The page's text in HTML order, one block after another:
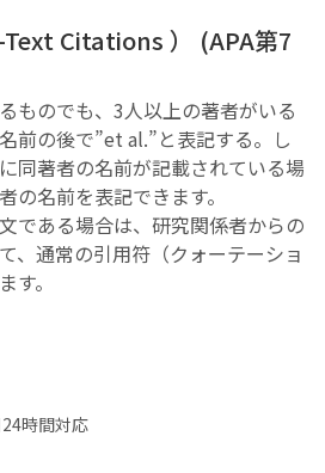
Citations ） (APA第7
ものでも、3人以上の著者がいる
前の後で”et al.”と表記する。し
同著者の名前が記載されている場
の名前を表記できます。
である場合は、研究関係者からの
、通常の引用符（クォーテーショ
す。
時間対応